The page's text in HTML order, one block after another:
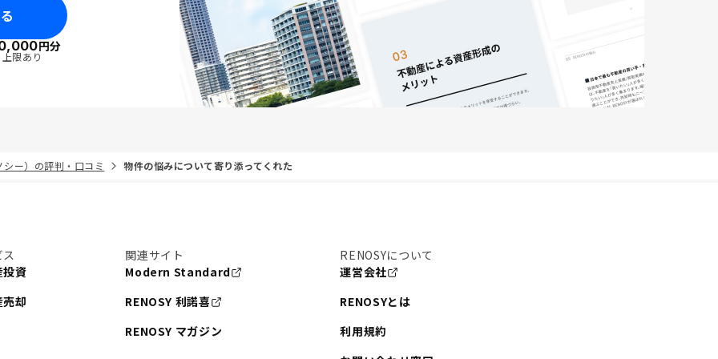
円分
限あり
シー）の評判・口コミ 物件の悩みについて寄り添ってくれた
投資
却
関連サイト
Modern Standard
RENOSY 利諾喜
RENOSY マガジン
RENOSYについて
運営会社
RENOSYとは
利用規約